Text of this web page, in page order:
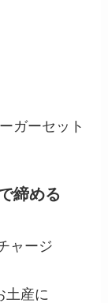
ガーセット
締める
ャージ
土産に